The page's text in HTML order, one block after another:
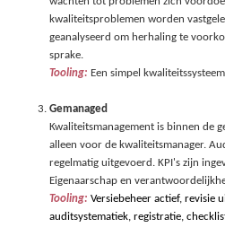
kwaliteitsproblemen worden
geanalyseerd om herhaling te
sprake.
Tooling: Een simpel
Gemanaged
Kwaliteitsmanagement is binnen de
alleen voor de kwaliteitsmanager.
regelmatig uitgevoerd. KPI's zijn
Eigenaarschap en
Tooling: Versiebeheer actief, revisie
auditsystematiek, registratie,